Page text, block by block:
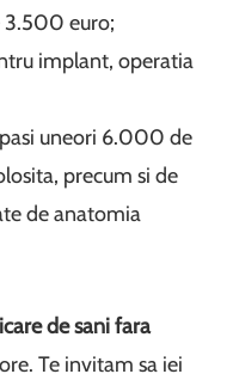
3.500 euro;
implant, operatia
uneori 6.000 de
precum si de
de anatomia
de sani fara
Te invitam sa iei